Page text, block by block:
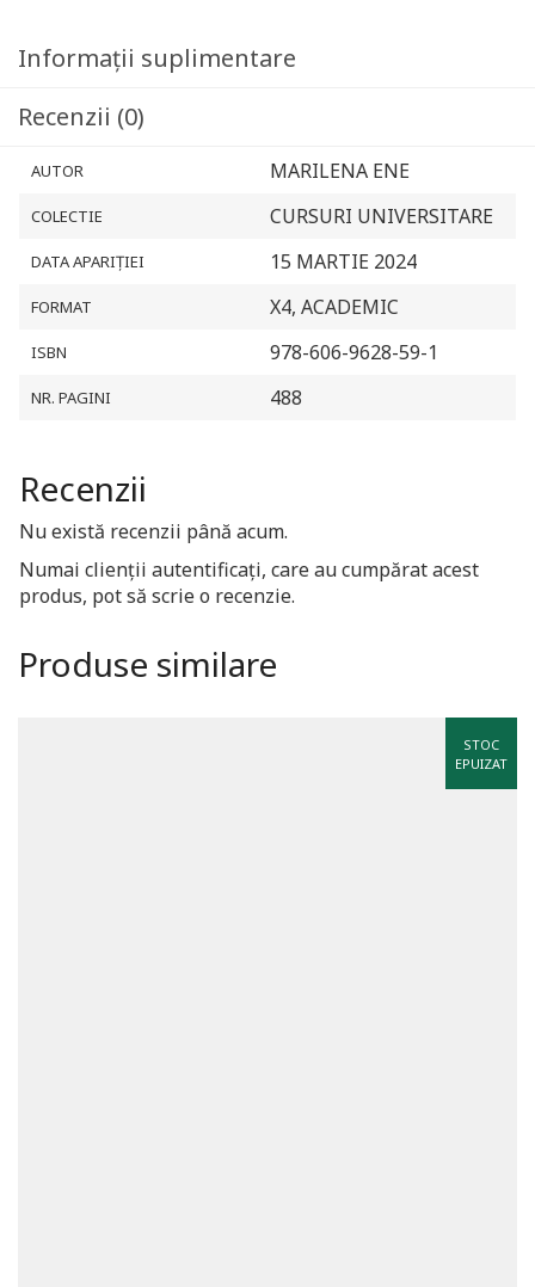
Informații suplimentare
Recenzii (0)
AUTOR MARILENA ENE
COLECTIE CURSURI UNIVERSITARE
DATA APARIȚIEI 15 MARTIE 2024
FORMAT X4, ACADEMIC
ISBN 978-606-9628-59-1
NR. PAGINI 488
Recenzii
Nu există recenzii până acum.
Numai clienții autentificați, care au cumpărat acest
produs, pot să scrie o recenzie.
Produse similare
STOC
EPUIZAT